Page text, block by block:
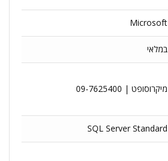
Microsoft
במלאי
מיקרוסופט | 09-7625400
SQL Server Standard